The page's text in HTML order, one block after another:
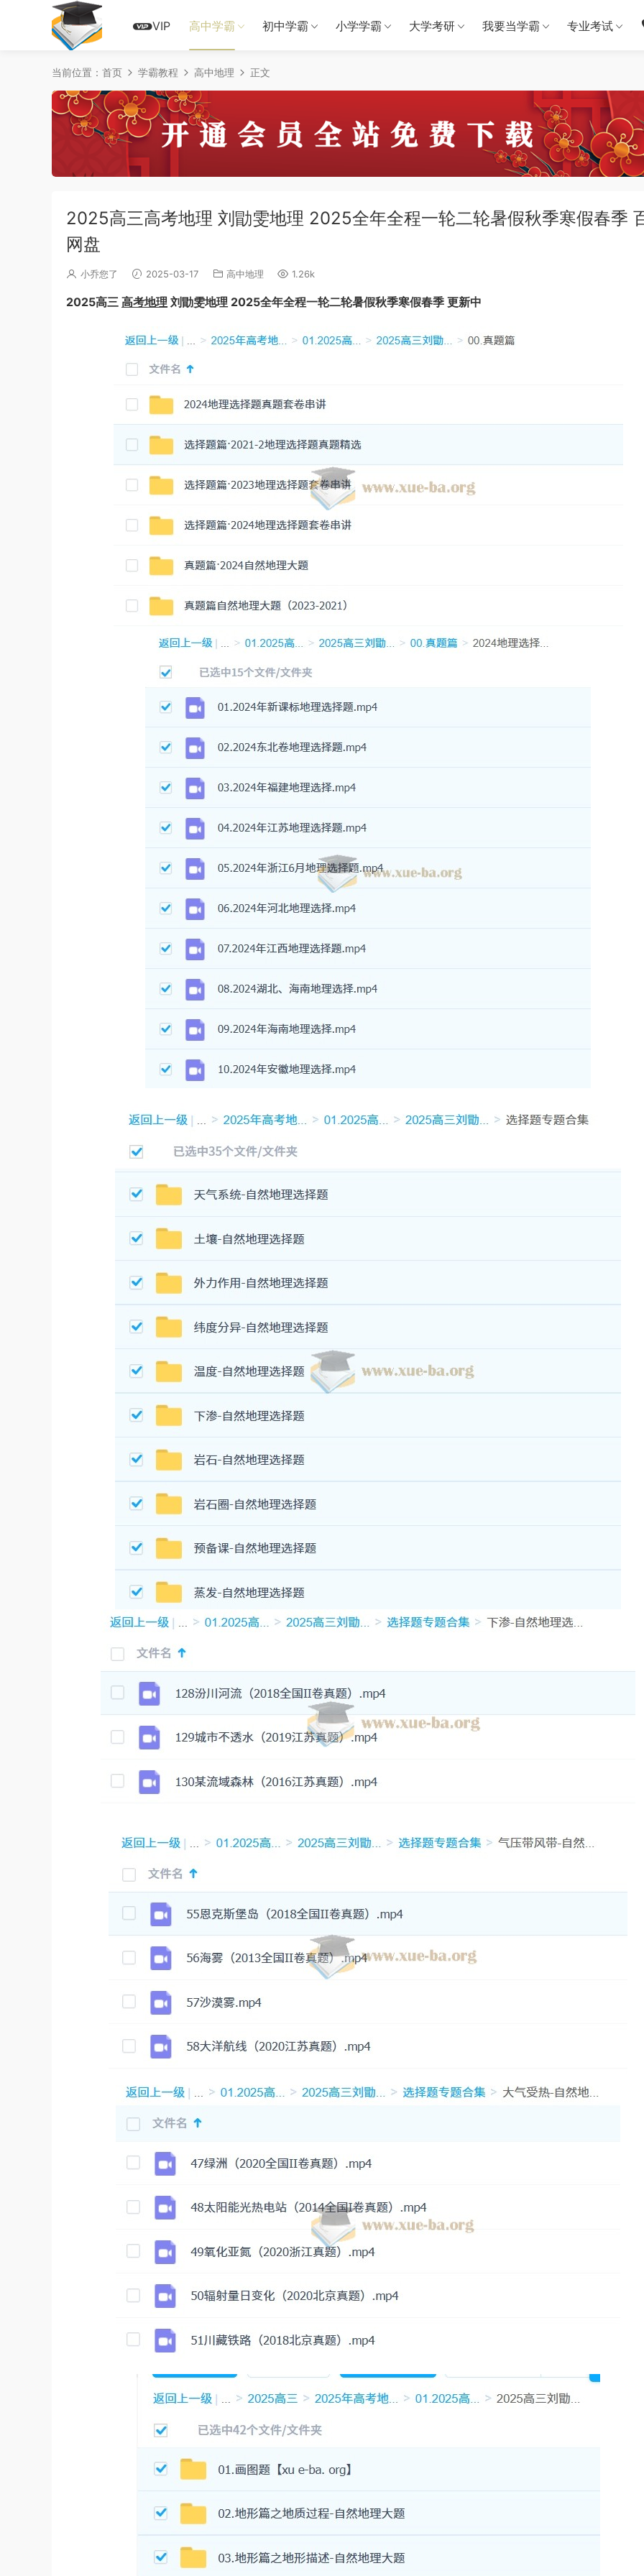
VIP 高中学霸 初中学霸 小学学霸 大学考研 我要当学霸 专业考试
当前位置： 首页 学霸教程 高中地理 正文
2025高三高考地理 刘勖雯地理 2025全年全程一轮二轮暑假秋季寒假春季
网盘
小乔您了 2025-03-17 高中地理 1.26k
2025高三 高考地理 刘勖雯地理 2025全年全程一轮二轮暑假秋季寒假春季 更新中